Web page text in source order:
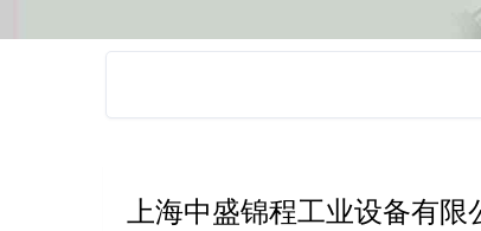
上海中盛锦程工业设备有